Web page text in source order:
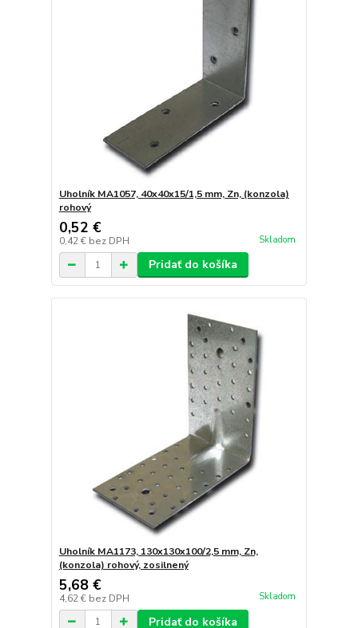
Uholník MA1057, 40x40x15/1,5 mm, Zn, (konzola)
rohový
0,52 €
0,42 € bez DPH Skladom
Pridať do košíka
Uholník MA1173, 130x130x100/2,5 mm, Zn,
(konzola) rohový, zosilnený
5,68 €
4,62 € bez DPH Skladom
Pridať do košíka